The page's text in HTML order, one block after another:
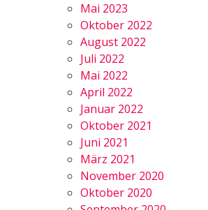
Mai 2023
Oktober 2022
August 2022
Juli 2022
Mai 2022
April 2022
Januar 2022
Oktober 2021
Juni 2021
März 2021
November 2020
Oktober 2020